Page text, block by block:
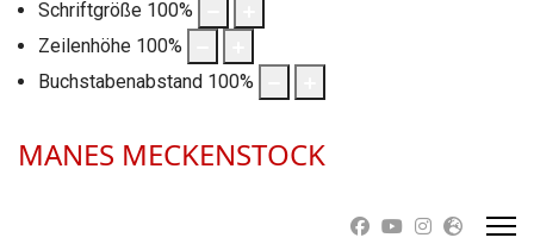
Schriftgröße 100%
Zeilenhöhe 100%
Buchstabenabstand 100%
MANES MECKENSTOCK